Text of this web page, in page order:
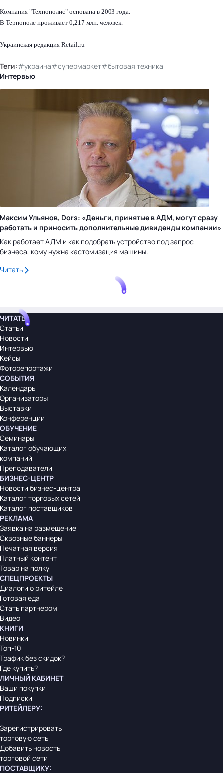
Компания "Технополис" основана в 2003 года.
В Тернополе проживает 0,217 млн. человек.
Украинская редакция Retail.ru
Теги:#украина#супермаркет#бытовая техника
Интервью
Максим Ульянов, Dors: «Деньги, принятые в АДМ, могут сразу
работать и приносить дополнительные дивиденды компании»
Как работает АДМ и как подобрать устройство под запрос
бизнеса, кому нужна кастомизация машины.
Читать
ЧИТАТЬ
Статьи
Новости
Интервью
Кейсы
Фоторепортажи
СОБЫТИЯ
Календарь
Организаторы
Выставки
Конференции
ОБУЧЕНИЕ
Семинары
Каталог обучающих
компаний
Преподаватели
БИЗНЕС-ЦЕНТР
Новости бизнес-центра
Каталог торговых сетей
Каталог поставщиков
РЕКЛАМА
Заявка на размещение
Сквозные баннеры
Печатная версия
Платный контент
Товар на полку
СПЕЦПРОЕКТЫ
Диалоги о ритейле
Готовая еда
Стать партнером
Видео
КНИГИ
Новинки
Топ-10
Трафик без скидок?
Где купить?
ЛИЧНЫЙ КАБИНЕТ
Ваши покупки
Подписки
РИТЕЙЛЕРУ:
Зарегистрировать
торговую сеть
Добавить новость
торговой сети
ПОСТАВЩИКУ: